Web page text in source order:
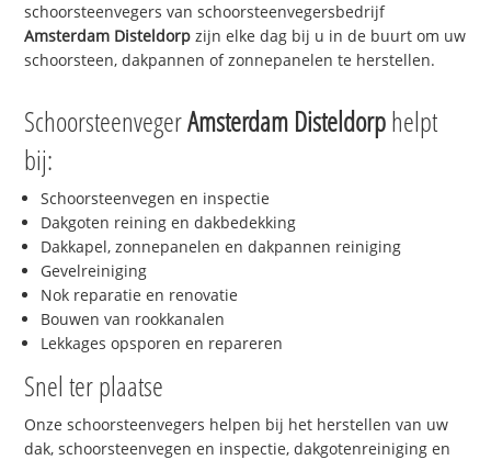
schoorsteenvegers van schoorsteenvegersbedrijf
Amsterdam Disteldorp zijn elke dag bij u in de buurt om uw
schoorsteen, dakpannen of zonnepanelen te herstellen.
SchoorsteenvegerAmsterdam Disteldorphelpt
bij:
Schoorsteenvegen en inspectie
Dakgoten reining en dakbedekking
Dakkapel, zonnepanelen en dakpannen reiniging
Gevelreiniging
Nok reparatie en renovatie
Bouwen van rookkanalen
Lekkages opsporen en repareren
Snel ter plaatse
Onze schoorsteenvegers helpen bij het herstellen van uw
dak, schoorsteenvegen en inspectie, dakgotenreiniging en